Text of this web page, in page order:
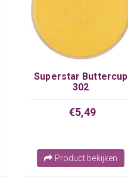
Superstar Buttercup
302
€5,49
Product bekijken